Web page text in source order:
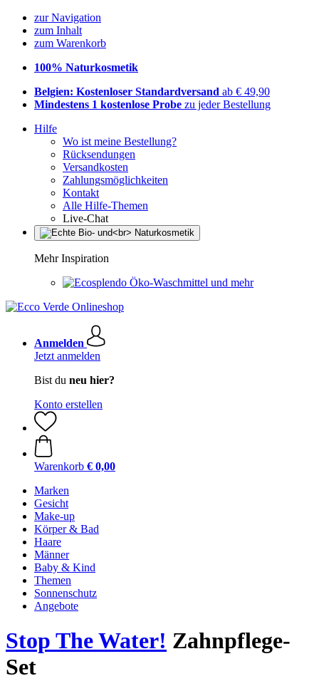
zur Navigation
zum Inhalt
zum Warenkorb
100% Naturkosmetik
Belgien: Kostenloser Standardversand ab € 49,90
Mindestens 1 kostenlose Probe zu jeder Bestellung
Hilfe
Wo ist meine Bestellung?
Rücksendungen
Versandkosten
Zahlungsmöglichkeiten
Kontakt
Alle Hilfe-Themen
Live-Chat
Mehr Inspiration
Öko-Waschmittel und mehr
Anmelden
Jetzt anmelden
Bist du neu hier?
Konto erstellen
Warenkorb € 0,00
Marken
Gesicht
Make-up
Körper & Bad
Haare
Männer
Baby & Kind
Themen
Sonnenschutz
Angebote
Stop The Water! Zahnpflege-
Set